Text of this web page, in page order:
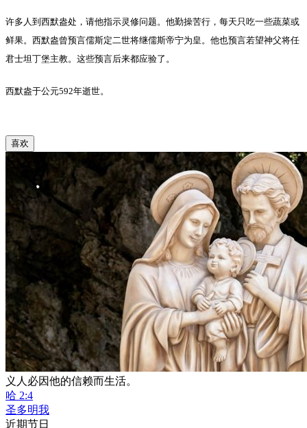
许多人到西默盎处，请他指示灵修问题。他勤操苦行，每天只吃一些蔬菜或
鲜果。西默盎曾预言儒斯定二世将继儒斯帝宁为皇。他也预言若望神父将任
君士坦丁堡主教。这些预言后来都应验了。
西默盎于公元592年逝世。
喜欢
义人必因他的信赖而生活。
哈 2:4
圣多明我
近期节日